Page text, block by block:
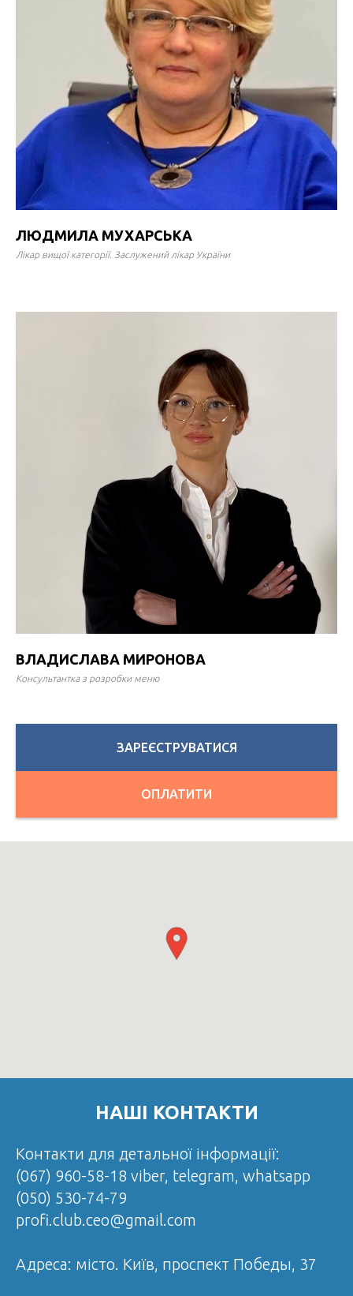
ЛЮДМИЛА МУХАРСЬКА
Лікар вищої категорії. Заслужений лікар України
ВЛАДИСЛАВА МИРОНОВА
Консультантка з розробки меню
ЗАРЕЄСТРУВАТИСЯ
ОПЛАТИТИ
НАШІ КОНТАКТИ
Контакти для детальної інформації:
(067) 960-58-18 viber, telegram, whatsapp
(050) 530-74-79
profi.club.ceo@gmail.com
Адреса: місто. Київ, проспект Победы, 37